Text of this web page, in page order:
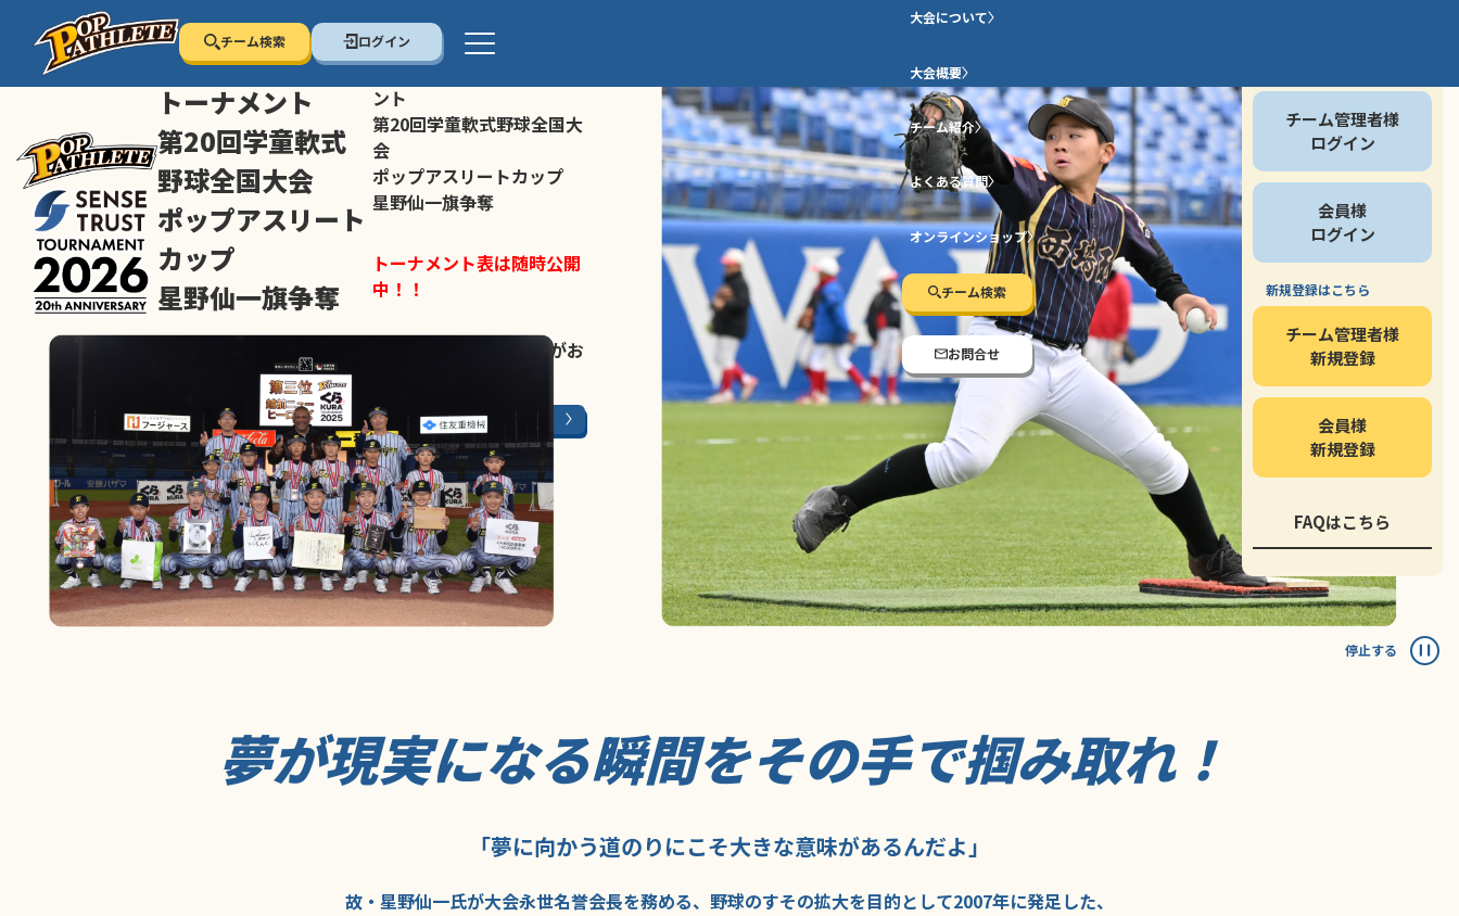
チーム検索 ログイン
大会について
大会概要
チーム紹介
よくある質問
オンラインショップ
チーム検索
お問合せ
停止する
センス・トラスト
トーナメント
第20回学童軟式
野球全国大会
ポップアスリート
カップ
星野仙一旗争奪
トーナメント表は随時公開
センス・トラストトーナメ
ント
第20回学童軟式野球全国大
会
ポップアスリートカップ
星野仙一旗争奪
トーナメント表は随時公開
中！！
がお
大会ページはこちら
チーム管理者様
ログイン
会員様
ログイン
新規登録はこちら
チーム管理者様
新規登録
会員様
新規登録
FAQはこちら
夢が現実になる瞬間をその手で掴み取れ！
「夢に向かう道のりにこそ大きな意味があるんだよ」
故・星野仙一氏が大会永世名誉会長を務める、野球のすその拡大を目的として2007年に発足した、